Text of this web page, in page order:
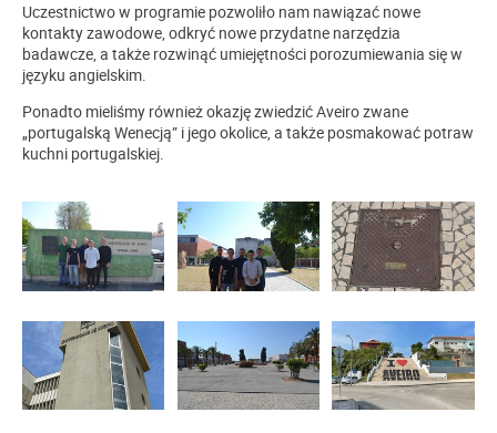
Uczestnictwo w programie pozwoliło nam nawiązać nowe
kontakty zawodowe, odkryć nowe przydatne narzędzia
badawcze, a także rozwinąć umiejętności porozumiewania się w
języku angielskim.
Ponadto mieliśmy również okazję zwiedzić Aveiro zwane
„portugalską Wenecją” i jego okolice, a także posmakować potraw
kuchni portugalskiej.